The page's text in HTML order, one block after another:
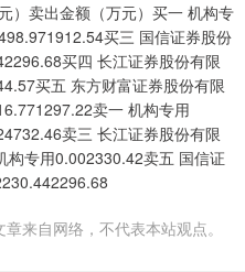
）卖出金额（万元）买一 机构专
买三 国信证券股份
买四 长江证券股份有限
买五 东方财富证券股份有限
卖一 机构专用
卖三 长江证券股份有限
专用0.002330.42卖五 国信证
来自网络，不代表本站观点。